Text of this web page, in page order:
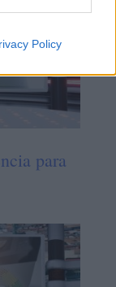
Policy
para